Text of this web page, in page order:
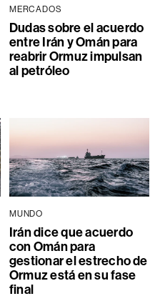
MERCADOS
Dudas sobre el acuerdo
entre Irán y Omán para
reabrir Ormuz impulsan
al petróleo
MUNDO
Irán dice que acuerdo
con Omán para
gestionar el estrecho de
Ormuz está en su fase
final